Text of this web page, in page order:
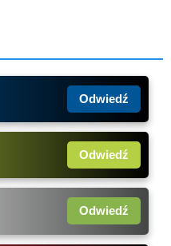
Odwiedź
Odwiedź
Odwiedź